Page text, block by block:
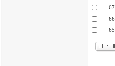
67
66
65